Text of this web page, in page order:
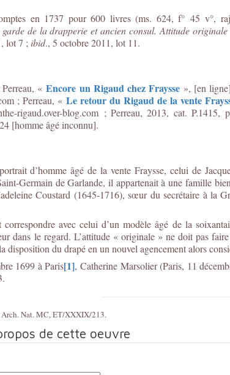
en 1737 pour 600 livres (ms. 624, f° 45 v°,
de la drapperie et ancien consul. Attitude originale
lot 7 ; ibid., 5 octobre 2011, lot 11.
«Encore un Rigaud chez Fraysse », [en
; Perreau, « Le retour du Rigaud de la vente
rigaud.over-blog.com ; Perreau, 2013, cat. P.1415,
[homme âgé inconnu].
d’homme âgé de la vente Fraysse, celui de
Germain de Garlande, il appartenait à une famille
Coustard (1645-1716), sœur du secrétaire à la
avec celui d’un modèle âgé de la
dans le regard. L’attitude « originale » ne doit pas
disposition du drapé en un nouvel agencement alors
1699 à Paris[1], Catherine Marsolier (Paris, 11
Arch. Nat. MC, ET/XXXIX/213.
de cette oeuvre